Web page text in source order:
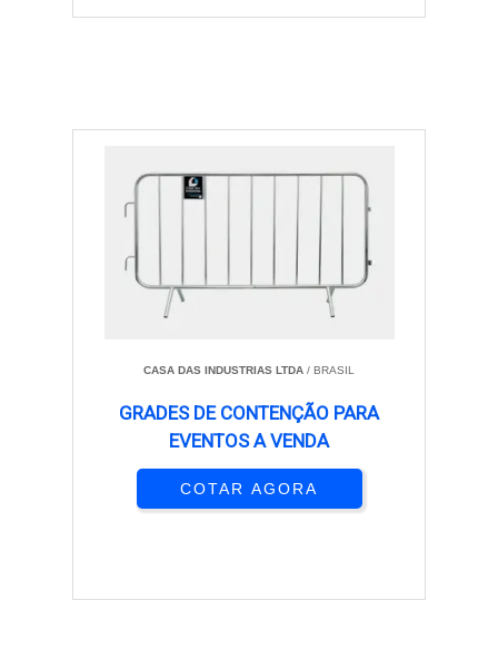
CASA DAS INDUSTRIAS LTDA / BRASIL
GRADES DE CONTENÇÃO PARA
EVENTOS A VENDA
COTAR AGORA